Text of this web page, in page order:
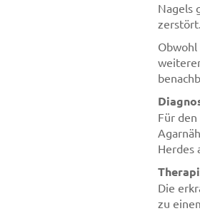
Nagels
Für
Herdes
Die
zu